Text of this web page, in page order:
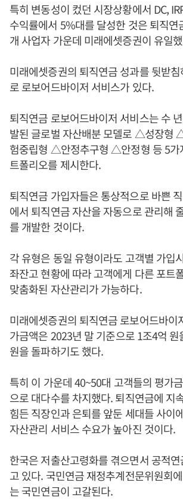
특히 변동성이 컸던 시장상황에서 DC,
수익률에서 5%대를 달성한 것은 퇴직연
개 사업자 가운데 미래에셋증권이 유일
미래에셋증권의 퇴직연금 성과를 뒷받
로 로보어드바이저 서비스가 있다.
퇴직연금 로보어드바이저 서비스는 수
발된 글로벌 자산배분 모델로 △성장형
험중립형 △안정추구형 △안정형 등 5가
트폴리오를 제시한다.
퇴직연금 가입자들은 통상적으로 바쁜
에서 퇴직연금 자산을 자동으로 관리해
를 개발한 것이다.
각 유형은 동일 유형이라도 고객별 가입
좌잔고 현황에 따라 고객에게 다른 포트
맞춤화된 자산관리가 가능하다.
미래에셋증권의 퇴직연금 로보어드바이
가금액은 2023년 말 기준으로 1조4억
원을 돌파하기도 했다.
특히 이 가운데 40~50대 고객들의 평가
으로 대다수를 차지했다. 퇴직연금에 지
힘든 직장인과 은퇴를 앞둔 세대들 사이
자산관리 서비스 수요가 높아진 것이다.
한국은 저출산고령화를 겪으면서 공적
고 있다. 국민연금 재정추계전문위원회
는 국민연금이 고갈된다.